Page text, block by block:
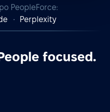
PeopleForce:
Perplexity
focused.